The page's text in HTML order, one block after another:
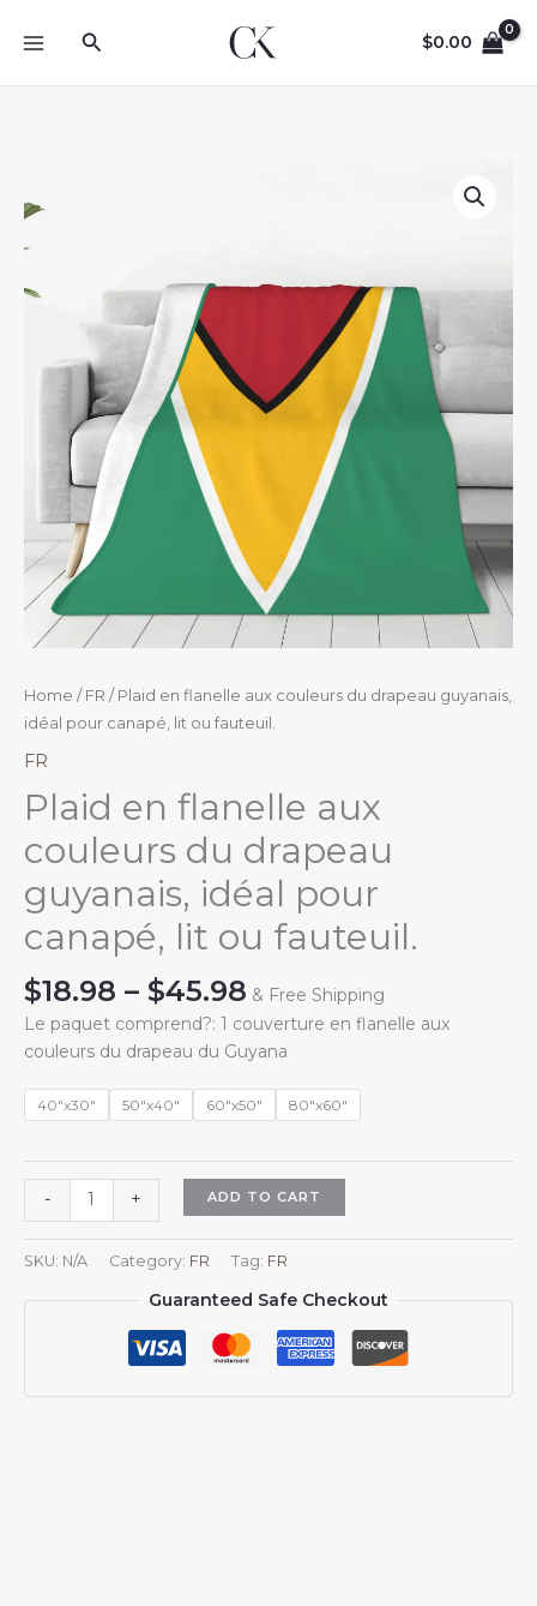
Search $0.00
Home / FR / Plaid en flanelle aux couleurs du drapeau guyanais,
idéal pour canapé, lit ou fauteuil.
FR
Plaid en flanelle aux
couleurs du drapeau
guyanais, idéal pour
canapé, lit ou fauteuil.
$18.98 – $45.98 Price
range:
$18.98
through
$45.98
& Free Shipping
Le paquet comprend?: 1 couverture en flanelle aux
couleurs du drapeau du Guyana
40"x30" 50"x40" 60"x50" 80"x60"
-
en
flanelle
aux
couleurs
+ ADD TO CART
SKU: N/A Category: FR Tag: FR
Guaranteed Safe Checkout